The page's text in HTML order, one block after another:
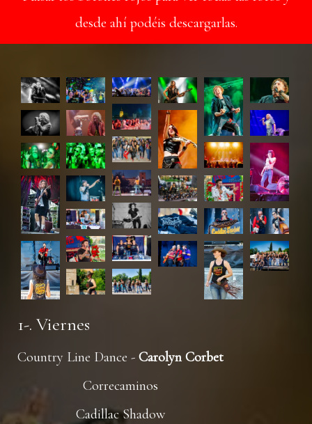
desde ahí podéis descargarlas.
1-. Viernes
Country Line Dance -Carolyn Corbet
Correcaminos
Cadillac Shadow